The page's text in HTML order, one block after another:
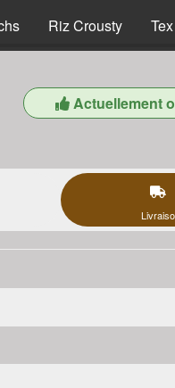
Riz Crousty
Actuellement